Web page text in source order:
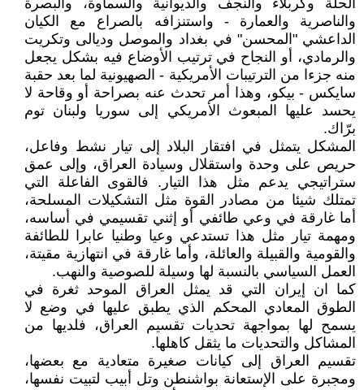
الحلة وكربلاء والنجف والديوانية والسماوة، والبصرة
والناصرية والعمارة - واستنزافه بالصراع مع الكيان
الداعشي "المحسن" في بغداد والموصل وديالى وتكريت
والرمادي، أو النجاح في ترتيب الأوضاع فيه بشكل يجعل
منه جزءا من الترتيبات الأمريكية - الصهيونية لما بعد حقبة
سايكس - بيكو، وهذا أمر تحدث عنه بصراحة أو وقاحة لا
يحسد عليها المبعوث الأمريكي إلى سوريا ولبنان توم
برّاك.
المشكل يتمثل في افتقار البلاد إلى تيار نشط وفاعل،
حريص على وحدة واستقلال وسيادة العراق، وإلى عمق
ستراتيجي يدعم مثل هذا التيار. فالقوى الفاعلة التي
تمتلك شيئا من مصادر القوة مثل التشكيلات المسلحة،
أما غارقة في وعي طائفي أو إثني تقسيمي في أساسه،
ومهمة تيار مثل هذا تستدعي وعيا وطنيا عابرا للطائفة
والقومية والقبيلة والعائلة، وأما غارقة في انتهازية مقيتة،
العمل السياسي بالنسبة لها وسيلة للصوصية والنهب.
كما ان إيران التي قد يمثل العراق الموحد ثغرة في
الطوق المعادي المحكم الذي يطبق عليها في وضع لا
يسمح لها بمواجهة تحديات تقسيم العراق، فلديها من
المشاكل والتحديات ما يثقل كاهلها.
تقسيم العراق إلى كيانات صغيرة متعادية مع بعضها،
ومجبرة على الإستعانة بواشنطن وتل أبيب لتبيت نفسها،